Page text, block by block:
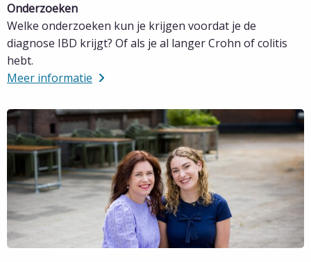
Onderzoeken
Welke onderzoeken kun je krijgen voordat je de
diagnose IBD krijgt? Of als je al langer Crohn of colitis
hebt.
Meer informatie
meer
over
Meer
informatie